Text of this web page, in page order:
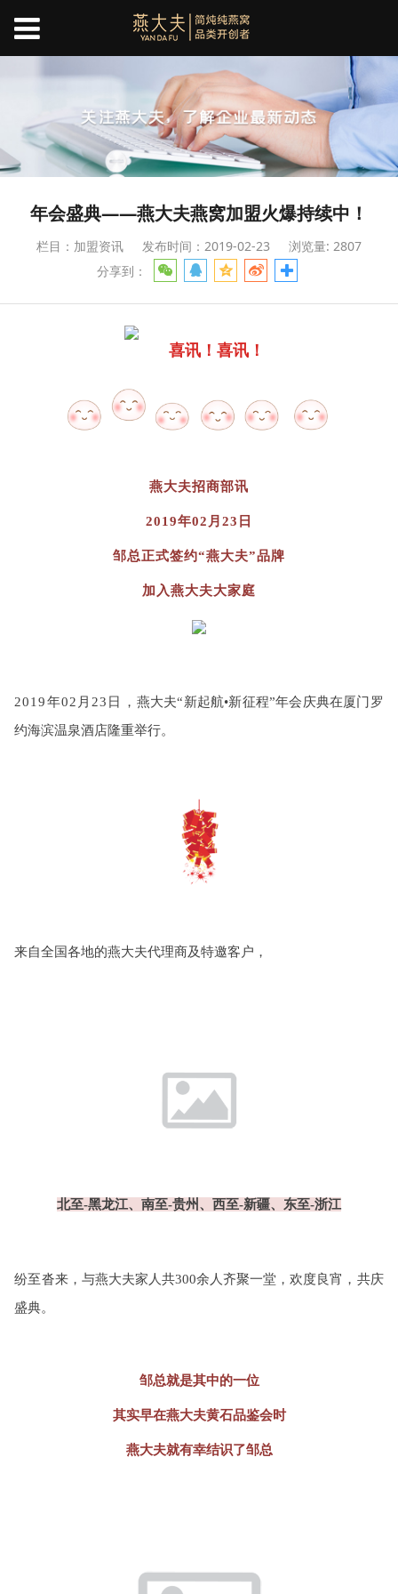
年会盛典——燕大夫燕窝加盟火爆持续中！
栏目：加盟资讯 发布时间：2019-02-23
浏览量: 2807
分享到：
喜讯！喜讯！
燕大夫招商部讯
2019年02 月23 日
邹总正式签约“燕大夫”品牌
加入燕大夫大家庭
2019年02月23日， 燕大夫“新起航•新征程”年会庆典在厦门罗
约海滨温泉酒店隆重举行。
来自全国各地的燕大夫代理商及特邀客户，
北至-黑龙江、南至-贵州、西至-新疆、东至-浙江
纷至沓来，与燕大夫家人共300余人齐聚一堂，欢度良宵，共庆
盛典。
邹总就是其中的一位
其实早在燕大夫黄石品鉴会时
燕大夫就有幸结识了邹总